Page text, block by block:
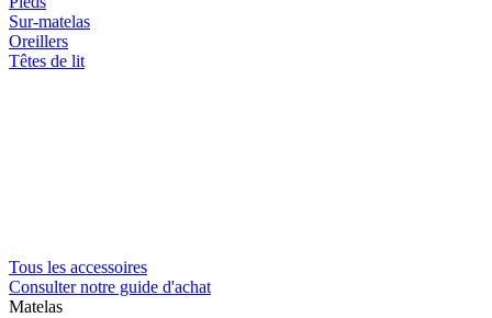
Sur-matelas
Oreillers
Têtes de lit
Tous les accessoires
Consulter notre guide d'achat
Matelas